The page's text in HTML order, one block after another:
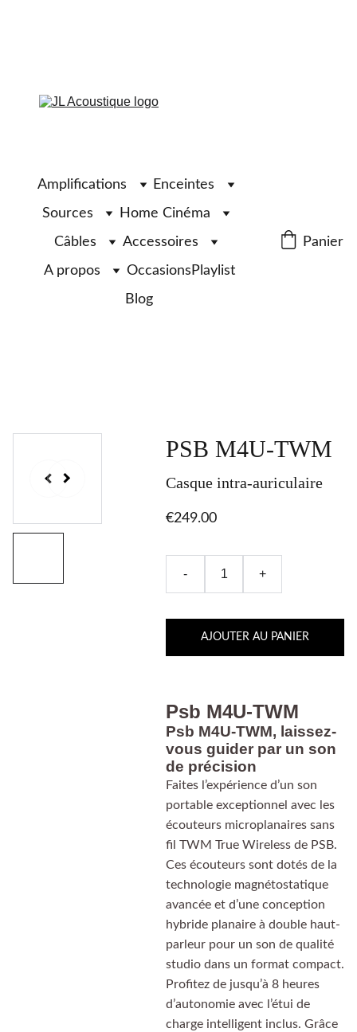
Amplifications
Enceintes
Sources
Home Cinéma
Câbles
Accessoires
A propos
Occasions Playlist
Blog
Panier
PSB M4U-TWM
Casque intra-auriculaire
€249.00
- +
AJOUTER AU PANIER
Psb M4U-TWM
Psb M4U-TWM, laissez-
vous guider par un son
de précision
Faites l’expérience d’un son
portable exceptionnel avec les
écouteurs microplanaires sans
fil TWM True Wireless de PSB.
Ces écouteurs sont dotés de la
technologie magnétostatique
avancée et d’une conception
hybride planaire à double haut-
parleur pour un son de qualité
studio dans un format compact.
Profitez de jusqu’à 8 heures
d’autonomie avec l’étui de
charge intelligent inclus. Grâce